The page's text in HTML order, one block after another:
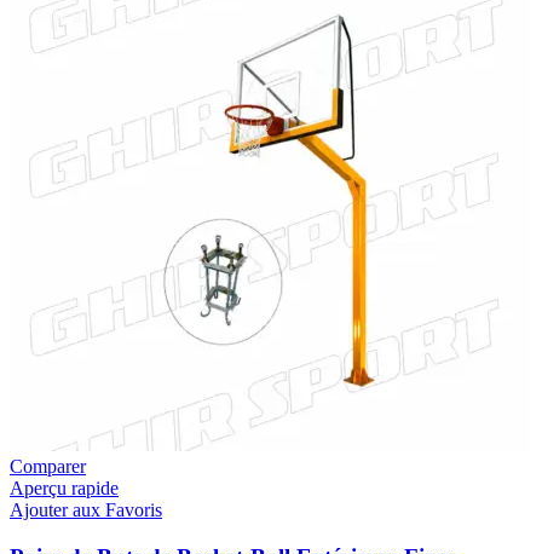
Comparer
Aperçu rapide
Ajouter aux Favoris